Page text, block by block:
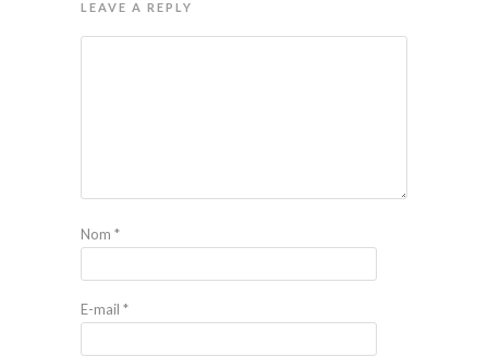
LEAVE A REPLY
Nom *
E-mail *